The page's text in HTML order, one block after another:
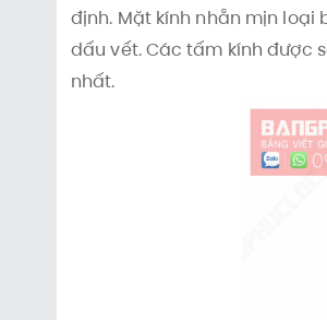
định. Mặt kính nhẵn mịn
dấu vết. Các tấm kính được
nhất.